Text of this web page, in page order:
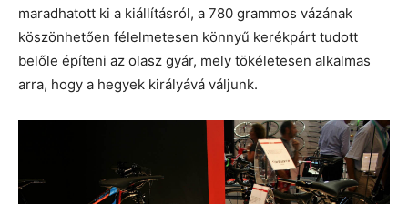
maradhatott ki a kiállításról, a 780 grammos vázának
köszönhetően félelmetesen könnyű kerékpárt tudott
belőle építeni az olasz gyár, mely tökéletesen alkalmas
arra, hogy a hegyek királyává váljunk.